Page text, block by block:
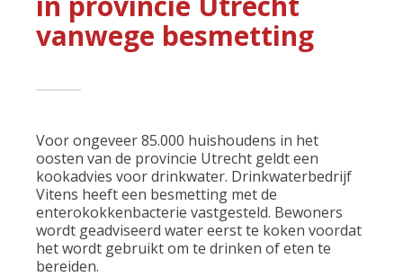
vanwege besmetting
Voor ongeveer 85.000 huishoudens in het
oosten van de provincie Utrecht geldt een
kookadvies voor drinkwater. Drinkwaterbedrijf
Vitens heeft een besmetting met de
enterokokkenbacterie vastgesteld. Bewoners
wordt geadviseerd water eerst te koken voordat
het wordt gebruikt om te drinken of eten te
bereiden.